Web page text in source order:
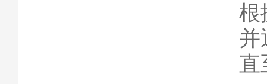
根
并
直